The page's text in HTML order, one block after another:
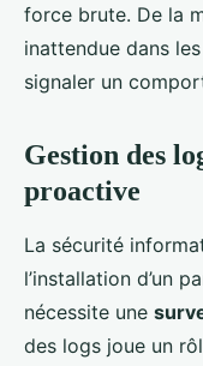
force brute. De la
inattendue dans
signaler un
Gestion des
proactive
La sécurité
l’installation d’un
nécessite une
des logs joue un